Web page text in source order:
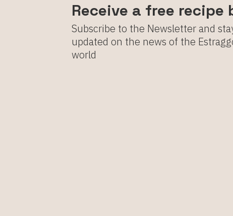
Receive a free recipe
Subscribe to the Newsletter and
updated on the news of the
world